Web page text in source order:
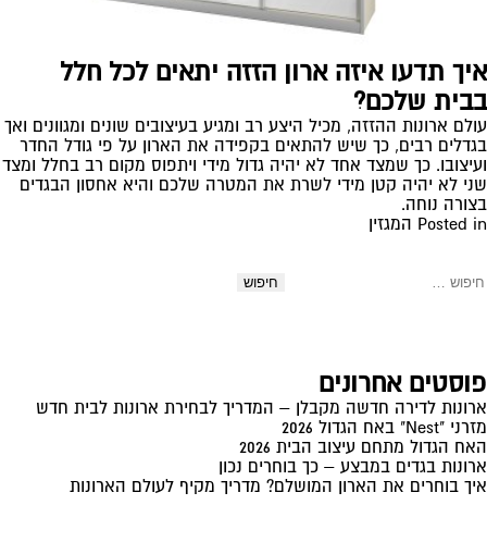
איך תדעו איזה ארון הזזה יתאים לכל חלל
בבית שלכם?
עולם ארונות ההזזה, מכיל היצע רב ומגיע בעיצובים שונים ומגוונים ואך
בגדלים רבים, כך שיש להתאים בקפידה את הארון על פי גודל החדר
ועיצובו. כך שמצד אחד לא יהיה גדול מידי ויתפוס מקום רב בחלל ומצד
שני לא יהיה קטן מידי לשרת את המטרה שלכם והיא אחסון הבגדים
בצורה נוחה.
Posted in המגזין
חיפוש:
פוסטים אחרונים
ארונות לדירה חדשה מקבלן – המדריך לבחירת ארונות לבית חדש
מזרני "Nest" באח הגדול 2026
האח הגדול מתחם עיצוב הבית 2026
ארונות בגדים במבצע – כך בוחרים נכון
איך בוחרים את הארון המושלם? מדריך מקיף לעולם הארונות